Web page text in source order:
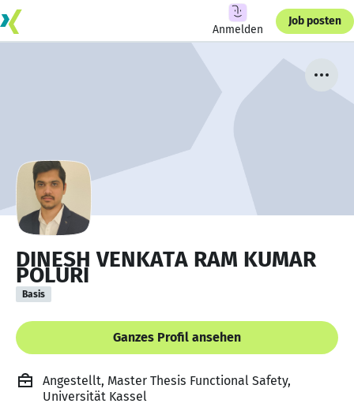
Anmelden
Job posten
DINESH VENKATA RAM KUMAR
POLURI
Basis
Ganzes Profil ansehen
Angestellt, Master Thesis Functional Safety,
Universität Kassel